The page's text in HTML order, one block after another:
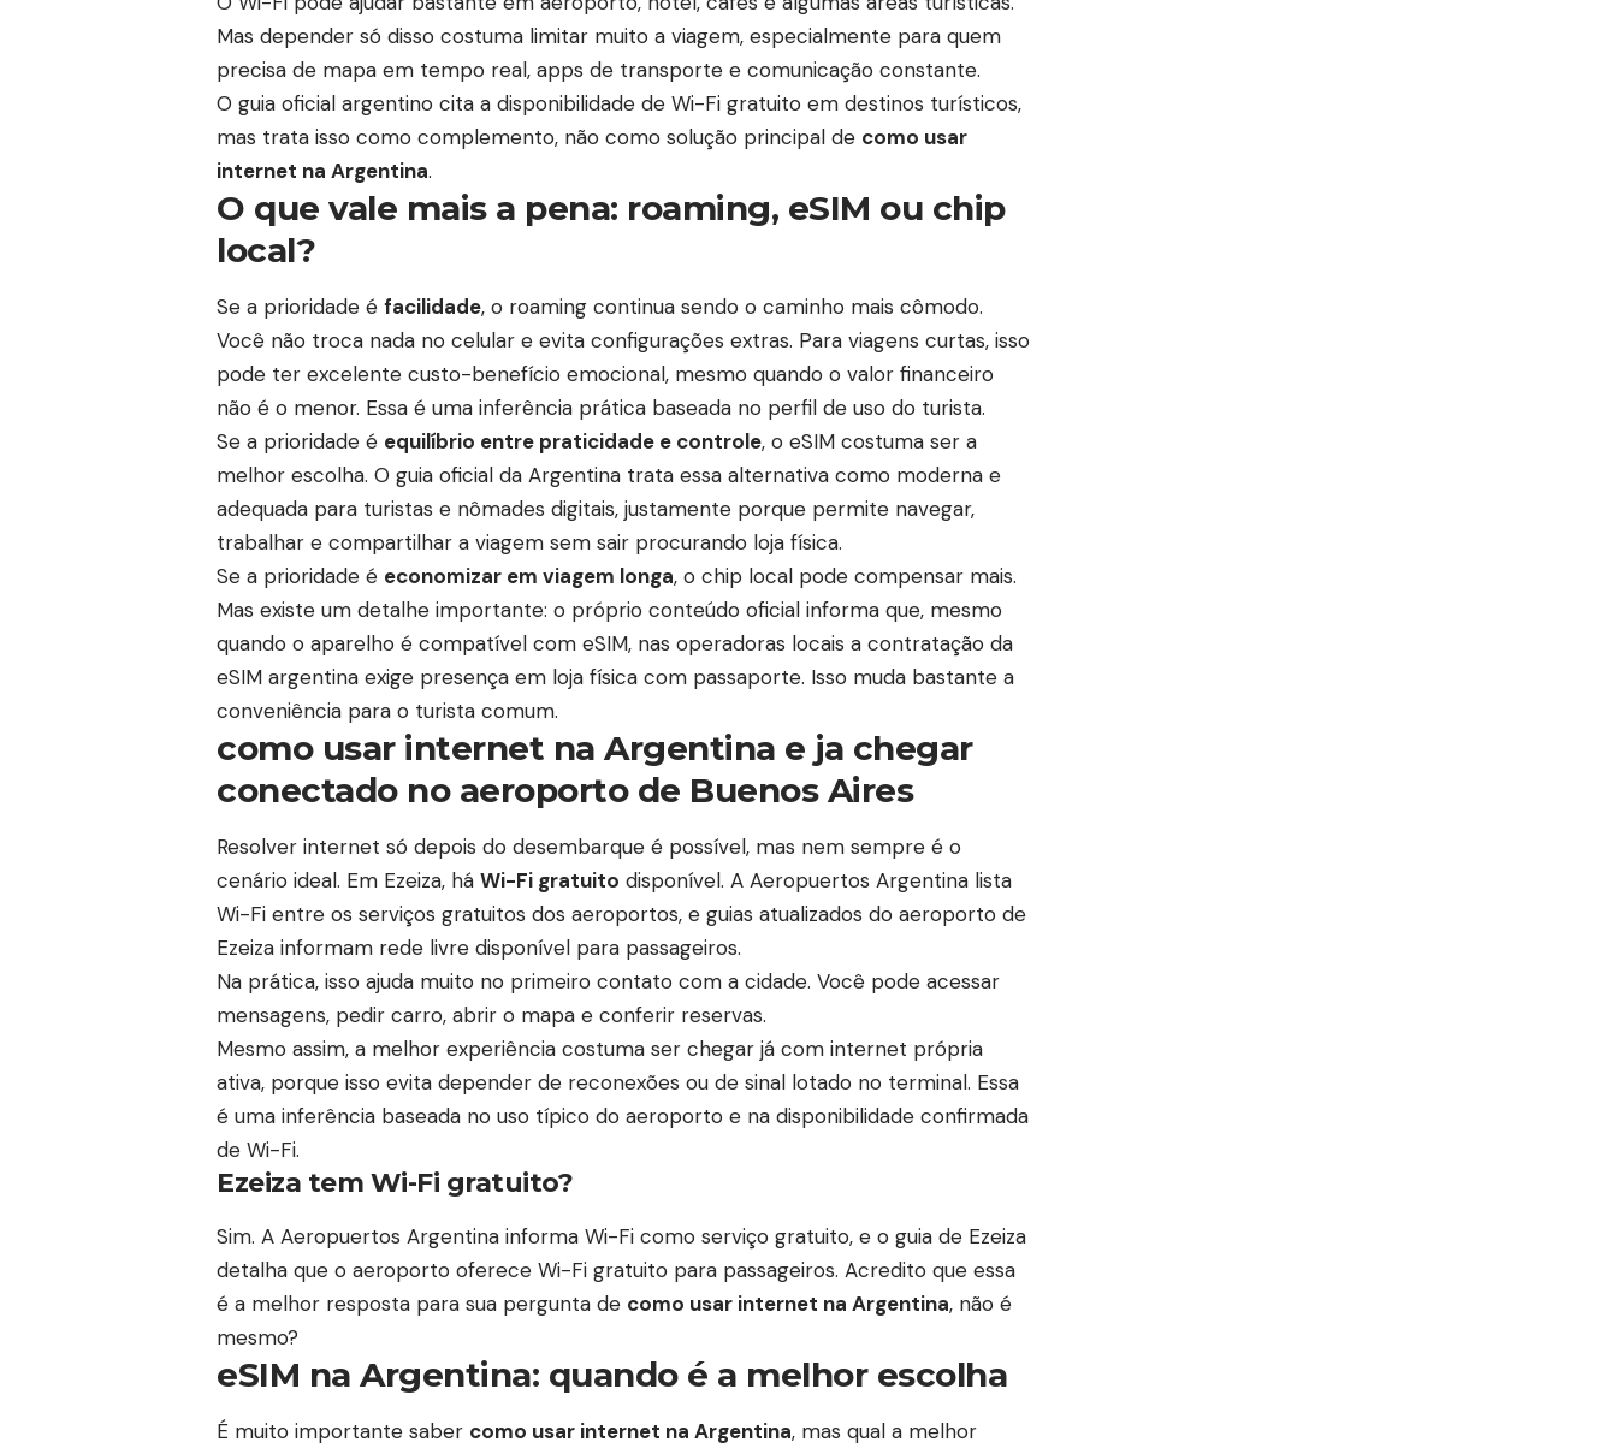
Mas depender só disso costuma limitar muito a viagem, especialmente para quem
precisa de mapa em tempo real, apps de transporte e comunicação constante.
O guia oficial argentino cita a disponibilidade de Wi-Fi gratuito em destinos turísticos,
mas trata isso como complemento, não como solução principal de como usar
internet na Argentina.
O que vale mais a pena: roaming, eSIM ou chip
local?
Se a prioridade é facilidade, o roaming continua sendo o caminho mais cômodo.
Você não troca nada no celular e evita configurações extras. Para viagens curtas, isso
pode ter excelente custo-benefício emocional, mesmo quando o valor financeiro
não é o menor. Essa é uma inferência prática baseada no perfil de uso do turista.
Se a prioridade é equilíbrio entre praticidade e controle, o eSIM costuma ser a
melhor escolha. O guia oficial da Argentina trata essa alternativa como moderna e
adequada para turistas e nômades digitais, justamente porque permite navegar,
trabalhar e compartilhar a viagem sem sair procurando loja física.
Se a prioridade é economizar em viagem longa, o chip local pode compensar mais.
Mas existe um detalhe importante: o próprio conteúdo oficial informa que, mesmo
quando o aparelho é compatível com eSIM, nas operadoras locais a contratação da
eSIM argentina exige presença em loja física com passaporte. Isso muda bastante a
conveniência para o turista comum.
como usar internet na Argentina e ja chegar
conectado no aeroporto de Buenos Aires
Resolver internet só depois do desembarque é possível, mas nem sempre é o
cenário ideal. Em Ezeiza, há Wi-Fi gratuito disponível. A Aeropuertos Argentina lista
Wi-Fi entre os serviços gratuitos dos aeroportos, e guias atualizados do aeroporto de
Ezeiza informam rede livre disponível para passageiros.
Na prática, isso ajuda muito no primeiro contato com a cidade. Você pode acessar
mensagens, pedir carro, abrir o mapa e conferir reservas.
Mesmo assim, a melhor experiência costuma ser chegar já com internet própria
ativa, porque isso evita depender de reconexões ou de sinal lotado no terminal. Essa
é uma inferência baseada no uso típico do aeroporto e na disponibilidade confirmada
de Wi-Fi.
Ezeiza tem Wi-Fi gratuito?
Sim. A Aeropuertos Argentina informa Wi-Fi como serviço gratuito, e o guia de Ezeiza
detalha que o aeroporto oferece Wi-Fi gratuito para passageiros. Acredito que essa
é a melhor resposta para sua pergunta de como usar internet na Argentina, não é
mesmo?
eSIM na Argentina: quando é a melhor escolha
É muito importante saber como usar internet na Argentina, mas qual a melhor